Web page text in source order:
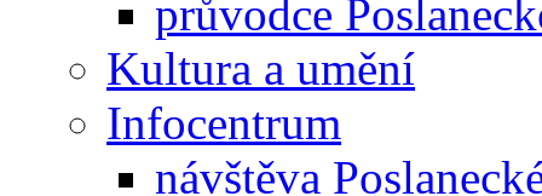
průvodce
Kultura a umění
Infocentrum
návštěva